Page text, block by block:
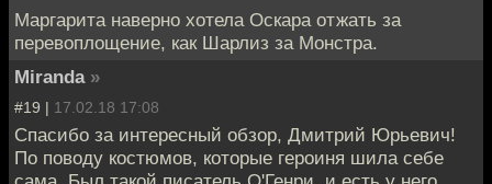
Маргарита наверно хотела Оскара отжать за
перевоплощение, как Шарлиз за Монстра.
Miranda »
#19 | 17.02.18 17:08
Спасибо за интересный обзор, Дмитрий Юрьевич!
По поводу костюмов, которые героиня шила себе